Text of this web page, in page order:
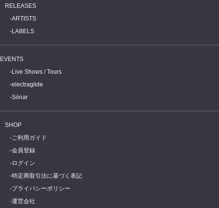
RELEASES
ARTISTS
LABELS
EVENTS
Live Shows / Tours
electraglide
Sónar
SHOP
ご利用ガイド
会員登録
ログイン
特定商取引法に基づく表記
プライバシーポリシー
運営会社